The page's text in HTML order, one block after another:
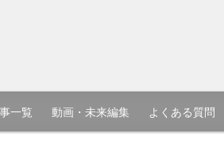
一覧 動画・未来編集 よくある質問